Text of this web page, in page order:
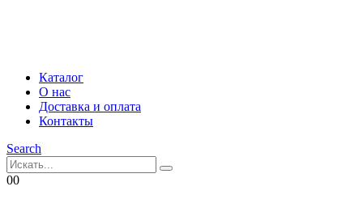
Каталог
О нас
Доставка и оплата
Контакты
Search
00